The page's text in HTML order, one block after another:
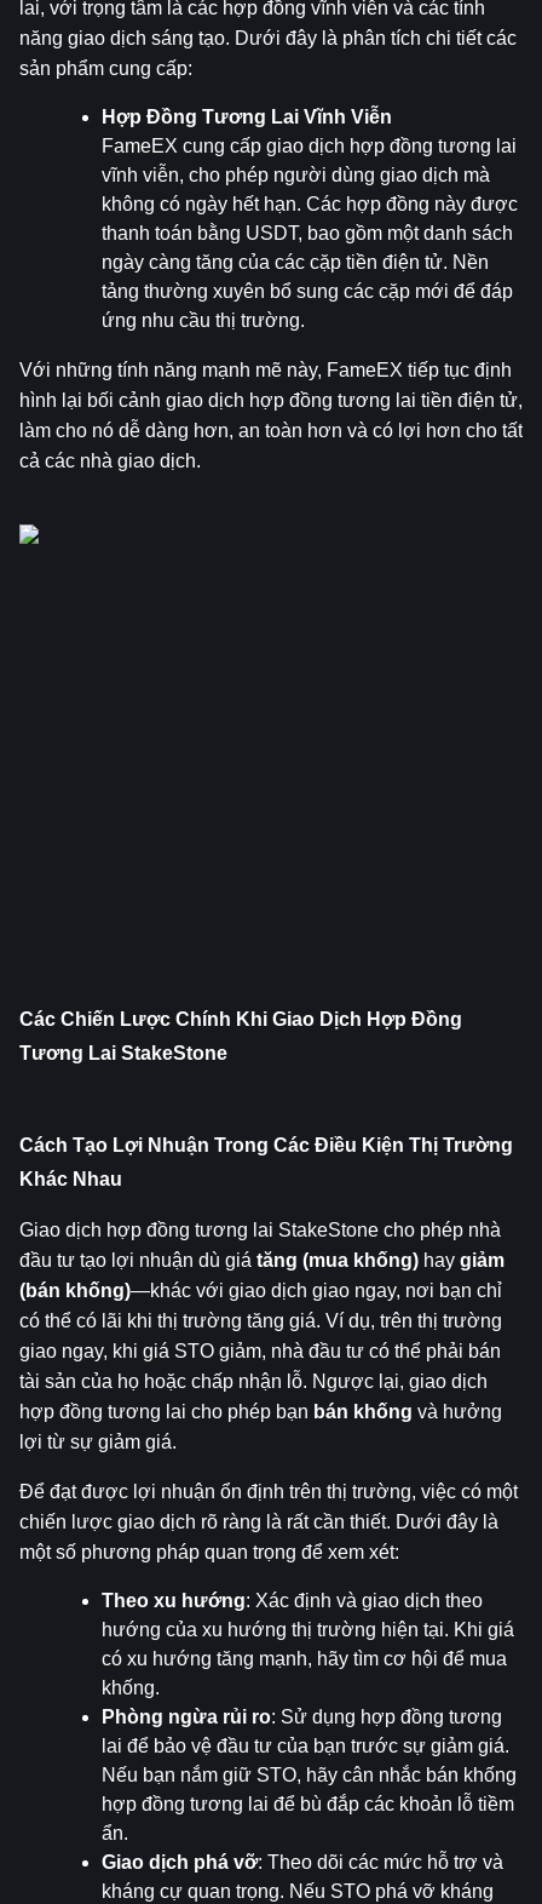
lai, với trọng tâm là các hợp đồng vĩnh viễn và các tính
năng giao dịch sáng tạo. Dưới đây là phân tích chi tiết các
sản phẩm cung cấp:
Hợp Đồng Tương Lai Vĩnh Viễn
FameEX cung cấp giao dịch hợp đồng tương lai
vĩnh viễn, cho phép người dùng giao dịch mà
không có ngày hết hạn. Các hợp đồng này được
thanh toán bằng USDT, bao gồm một danh sách
ngày càng tăng của các cặp tiền điện tử. Nền
tảng thường xuyên bổ sung các cặp mới để đáp
ứng nhu cầu thị trường.
Với những tính năng mạnh mẽ này, FameEX tiếp tục định
hình lại bối cảnh giao dịch hợp đồng tương lai tiền điện tử,
làm cho nó dễ dàng hơn, an toàn hơn và có lợi hơn cho tất
cả các nhà giao dịch.
Các Chiến Lược Chính Khi Giao Dịch Hợp Đồng
Tương Lai StakeStone
Cách Tạo Lợi Nhuận Trong Các Điều Kiện Thị Trường
Khác Nhau
Giao dịch hợp đồng tương lai StakeStone cho phép nhà
đầu tư tạo lợi nhuận dù giá tăng (mua khống) hay giảm
(bán khống)—khác với giao dịch giao ngay, nơi bạn chỉ
có thể có lãi khi thị trường tăng giá. Ví dụ, trên thị trường
giao ngay, khi giá STO giảm, nhà đầu tư có thể phải bán
tài sản của họ hoặc chấp nhận lỗ. Ngược lại, giao dịch
hợp đồng tương lai cho phép bạn bán khống và hưởng
lợi từ sự giảm giá.
Để đạt được lợi nhuận ổn định trên thị trường, việc có một
chiến lược giao dịch rõ ràng là rất cần thiết. Dưới đây là
một số phương pháp quan trọng để xem xét:
Theo xu hướng: Xác định và giao dịch theo
hướng của xu hướng thị trường hiện tại. Khi giá
có xu hướng tăng mạnh, hãy tìm cơ hội để mua
khống.
Phòng ngừa rủi ro: Sử dụng hợp đồng tương
lai để bảo vệ đầu tư của bạn trước sự giảm giá.
Nếu bạn nắm giữ STO, hãy cân nhắc bán khống
hợp đồng tương lai để bù đắp các khoản lỗ tiềm
ẩn.
Giao dịch phá vỡ: Theo dõi các mức hỗ trợ và
kháng cự quan trọng. Nếu STO phá vỡ kháng